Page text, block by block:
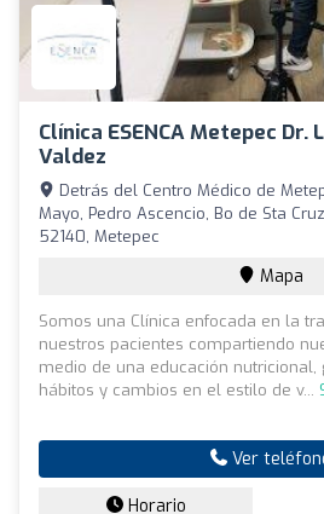
Clínica ESENCA Metepec Dr.
Valdez
Detrás del Centro Médico de
Mayo, Pedro Ascencio, Bo de Sta
52140, Metepec
Mapa
Somos una Clínica enfocada en la
nuestros pacientes compartiendo
medio de una educación nutricional,
hábitos y cambios en el estilo de v...
Ver
Horario